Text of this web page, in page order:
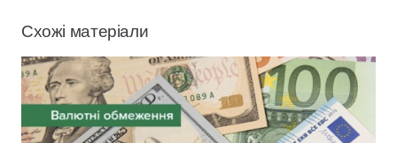
Схожі матеріали